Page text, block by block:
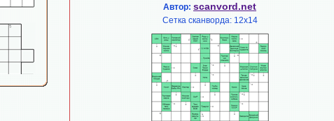
Автор: scanvord.net
Сетка сканворда: 12х14